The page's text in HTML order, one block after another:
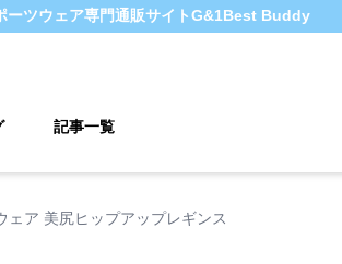
ーツウェア専門通販サイトG&1Best Buddy
記事一覧
ェア 美尻ヒップアップレギンス